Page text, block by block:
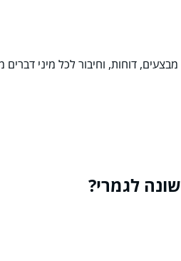
דוחות, וחיבור לכל מיני דברים
לגמרי?